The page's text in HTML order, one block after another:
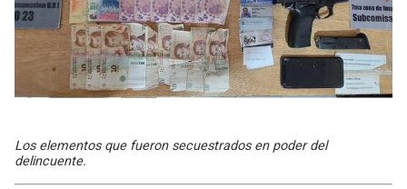
Los elementos que fueron secuestrados en poder del
delincuente.